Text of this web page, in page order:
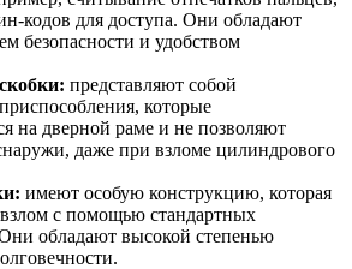
кодов для доступа. Они обладают
безопасности и удобством
представляют собой
которые
на дверной раме и не позволяют
даже при взломе цилиндрового
имеют особую конструкцию, которая
с помощью стандартных
обладают высокой степенью